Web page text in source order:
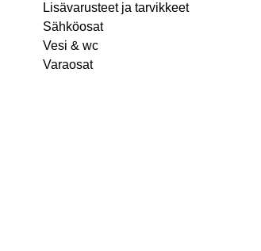
Lisävarusteet ja tarvikkeet
Sähköosat
Vesi & wc
Varaosat